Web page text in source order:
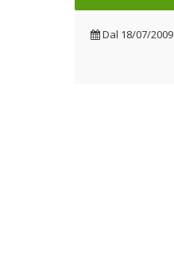
Dal 18/07/2009